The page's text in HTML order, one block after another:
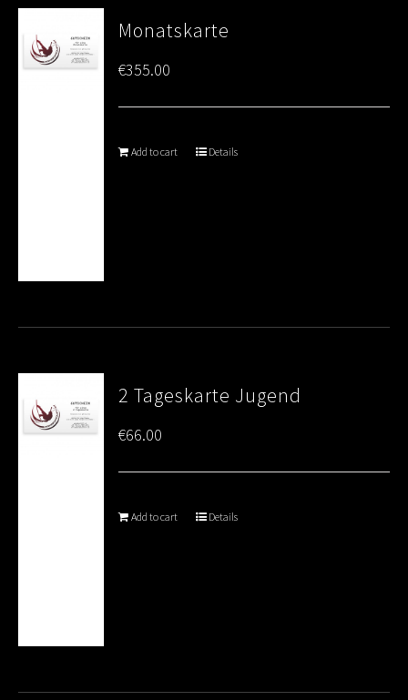
Monatskarte
€355.00
Add to cart Details
2 Tageskarte Jugend
€66.00
Add to cart Details